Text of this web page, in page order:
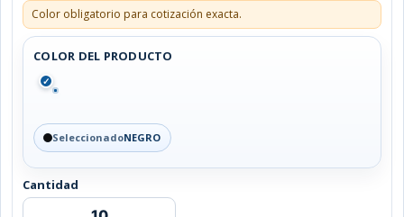
Color obligatorio para cotización exacta.
COLOR DEL PRODUCTO
✓
SeleccionadoNEGRO
Cantidad
BOCINA